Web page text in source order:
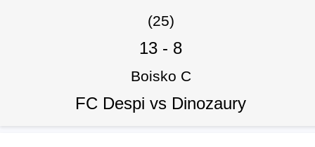
(25)
13 - 8
Boisko C
FC Despi vs Dinozaury